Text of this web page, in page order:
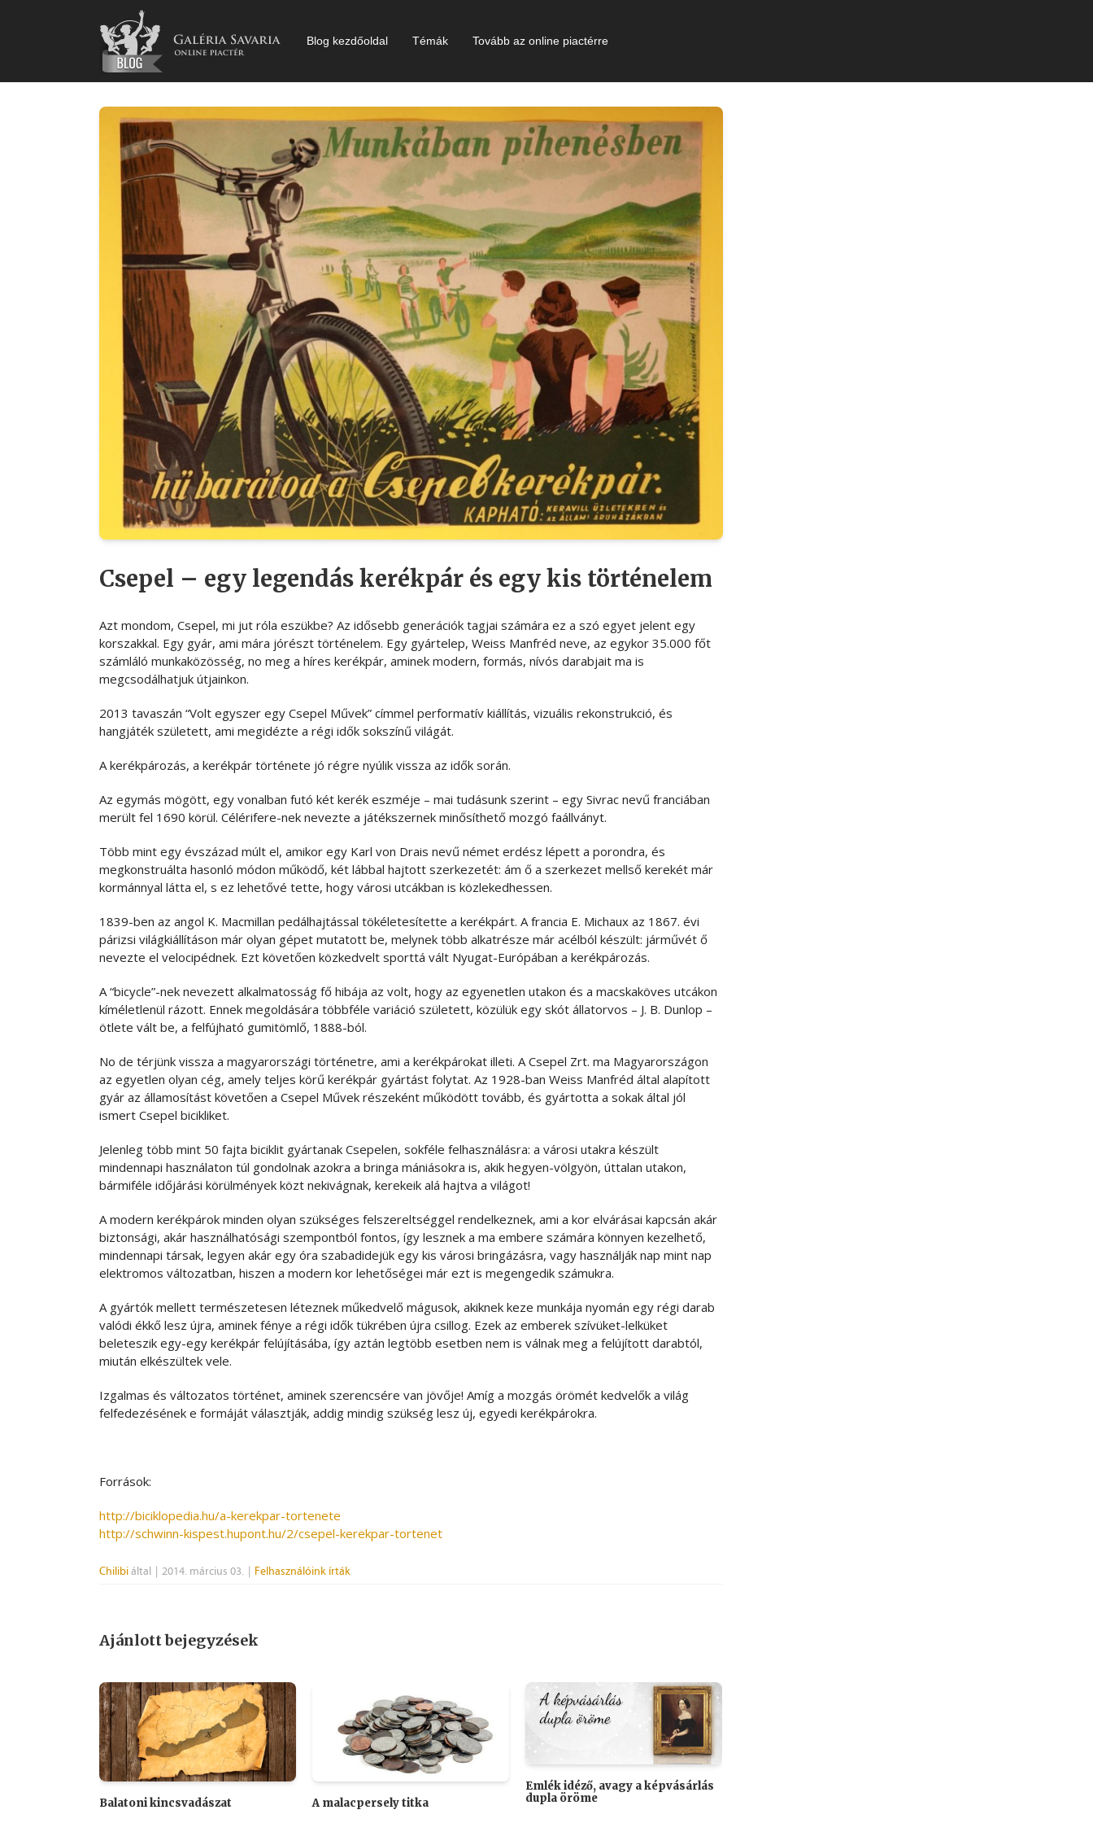
Blog kezdőoldal Témák Tovább az online piactérre
Csepel – egy legendás kerékpár és egy kis történelem
Azt mondom, Csepel, mi jut róla eszükbe? Az idősebb generációk tagjai számára ez a szó egyet jelent egy
korszakkal. Egy gyár, ami mára jórészt történelem. Egy gyártelep, Weiss Manfréd neve, az egykor 35.000 főt
számláló munkaközösség, no meg a híres kerékpár, aminek modern, formás, nívós darabjait ma is
megcsodálhatjuk útjainkon.
2013 tavaszán “Volt egyszer egy Csepel Művek” címmel performatív kiállítás, vizuális rekonstrukció, és
hangjáték született, ami megidézte a régi idők sokszínű világát.
A kerékpározás, a kerékpár története jó régre nyúlik vissza az idők során.
Az egymás mögött, egy vonalban futó két kerék eszméje – mai tudásunk szerint – egy Sivrac nevű franciában
merült fel 1690 körül. Célérifere-nek nevezte a játékszernek minősíthető mozgó faállványt.
Több mint egy évszázad múlt el, amikor egy Karl von Drais nevű német erdész lépett a porondra, és
megkonstruálta hasonló módon működő, két lábbal hajtott szerkezetét: ám ő a szerkezet mellső kerekét már
kormánnyal látta el, s ez lehetővé tette, hogy városi utcákban is közlekedhessen.
1839-ben az angol K. Macmillan pedálhajtással tökéletesítette a kerékpárt. A francia E. Michaux az 1867. évi
párizsi világkiállításon már olyan gépet mutatott be, melynek több alkatrésze már acélból készült: járművét ő
nevezte el velocipédnek. Ezt követően közkedvelt sporttá vált Nyugat-Európában a kerékpározás.
A “bicycle”-nek nevezett alkalmatosság fő hibája az volt, hogy az egyenetlen utakon és a macskaköves utcákon
kíméletlenül rázott. Ennek megoldására többféle variáció született, közülük egy skót állatorvos – J. B. Dunlop –
ötlete vált be, a felfújható gumitömlő, 1888-ból.
No de térjünk vissza a magyarországi történetre, ami a kerékpárokat illeti. A Csepel Zrt. ma Magyarországon
az egyetlen olyan cég, amely teljes körű kerékpár gyártást folytat. Az 1928-ban Weiss Manfréd által alapított
gyár az államosítást követően a Csepel Művek részeként működött tovább, és gyártotta a sokak által jól
ismert Csepel bicikliket.
Jelenleg több mint 50 fajta biciklit gyártanak Csepelen, sokféle felhasználásra: a városi utakra készült
mindennapi használaton túl gondolnak azokra a bringa mániásokra is, akik hegyen-völgyön, úttalan utakon,
bármiféle időjárási körülmények közt nekivágnak, kerekeik alá hajtva a világot!
A modern kerékpárok minden olyan szükséges felszereltséggel rendelkeznek, ami a kor elvárásai kapcsán akár
biztonsági, akár használhatósági szempontból fontos, így lesznek a ma embere számára könnyen kezelhető,
mindennapi társak, legyen akár egy óra szabadidejük egy kis városi bringázásra, vagy használják nap mint nap
elektromos változatban, hiszen a modern kor lehetőségei már ezt is megengedik számukra.
A gyártók mellett természetesen léteznek műkedvelő mágusok, akiknek keze munkája nyomán egy régi darab
valódi ékkő lesz újra, aminek fénye a régi idők tükrében újra csillog. Ezek az emberek szívüket-lelküket
beleteszik egy-egy kerékpár felújításába, így aztán legtöbb esetben nem is válnak meg a felújított darabtól,
miután elkészültek vele.
Izgalmas és változatos történet, aminek szerencsére van jövője! Amíg a mozgás örömét kedvelők a világ
felfedezésének e formáját választják, addig mindig szükség lesz új, egyedi kerékpárokra.
Források:
http://biciklopedia.hu/a-kerekpar-tortenete
http://schwinn-kispest.hupont.hu/2/csepel-kerekpar-tortenet
Chilibiáltal | 2014. március 03. | Felhasználóink írták
Ajánlott bejegyzések
Balatoni kincsvadászat A malacpersely titka
Emlék idéző, avagy a képvásárlás
dupla öröme